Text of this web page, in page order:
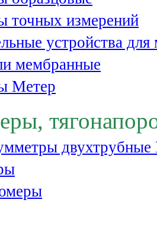
точных измерений
устройства для
мембранные
Метер